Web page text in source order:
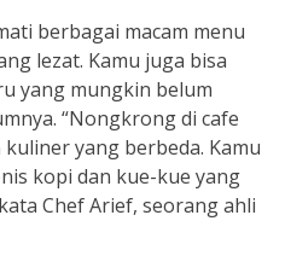
berbagai macam menu
lezat. Kamu juga bisa
yang mungkin belum
“Nongkrong di cafe
yang berbeda. Kamu
kopi dan kue-kue yang
Chef Arief, seorang ahli